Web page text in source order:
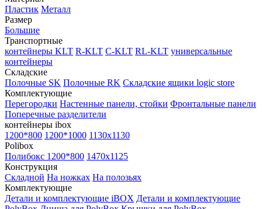
Пластик Металл
Размер
Большие
Транспортные
контейнеры KLT R-KLT C-KLT RL-KLT универсальные
контейнеры
Складские
Полочные SK Полочные RK Складские ящики logic store
Комплектующие
Перегородки Настенные панели, стойки Фронтальные панели
Поперечные разделители
контейнеры ibox
1200*800 1200*1000 1130x1130
Polibox
Полибокс 1200*800 1470х1125
Конструкция
Складной На ножках На полозьях
Комплектующие
Детали и комплектующие iBOX Детали и комплектующие